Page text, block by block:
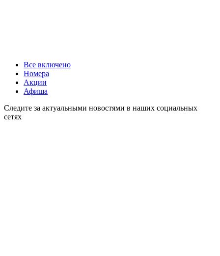
Все включено
Номера
Акции
Афиша
Следите за актуальными новостями в наших социальных
сетях